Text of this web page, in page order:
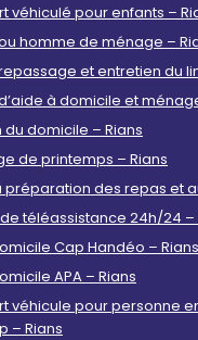
véhiculé pour enfants –
homme de ménage –
et entretien du
à domicile et
du domicile – Rians
de printemps – Rians
préparation des repas et
téléassistance 24h/24 –
Cap Handéo – Rians
APA – Rians
véhicule pour personne
– Rians